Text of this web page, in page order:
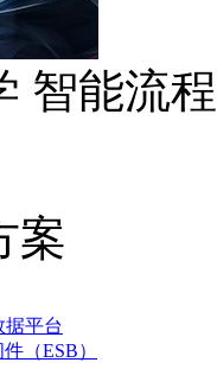
智能流
案
据平台
（ESB）